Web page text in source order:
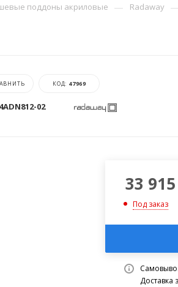
поддоны акриловые — Radaway
КОД: 47969
4ADN812-02
33 915
Под заказ
Доставка